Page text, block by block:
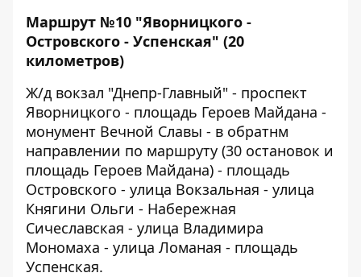
Маршрут №10 "Яворницкого -
Островского - Успенская" (20
километров)
Ж/д вокзал "Днепр-Главный" - проспект
Яворницкого - площадь Героев Майдана -
монумент Вечной Славы - в обратнм
направлении по маршруту (30 остановок и
площадь Героев Майдана) - площадь
Островского - улица Вокзальная - улица
Княгини Ольги - Набережная
Сичеславская - улица Владимира
Мономаха - улица Ломаная - площадь
Успенская.